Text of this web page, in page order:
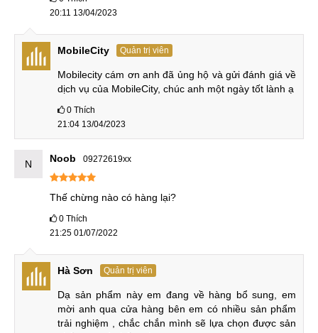
bản Red Magic 6S Pro rồi.
Sạc nhanh
Trong quá trình chơi các trò chơi đồ họa đẹp mắt trên
smartphone chuyên game, pin sẽ bị hao tốn khá nhanh. Vì
vậy, điện thoại cần có khả năng sạc nhanh để nạp lại năng
lượng cho máy, đảm bảo các game thủ sẽ chiến game gần
như liên tục cùng đồng đội. Nubia đã nâng cấp khả năng
chỉ trong 17 phút. Con số này vượt trội hơn nhiều so với
nhiều mẫu điện thoại cao cấp có giá bán hơn 30 triệu đồng
hiện nay.
Đánh giá chi tiết Nubia Red Magic 6S Pro
Trên đây đều là những nâng cấp vô cùng đáng giá của
chiếc Nubia Red Magic 6S Pro so với thế hệ trước đó
20:11 13/04/2023
MobileCity Quản trị viên
Mobilecity cám ơn anh đã ủng hộ và gửi đánh giá về
dịch vụ của MobileCity, chúc anh một ngày tốt lành ạ
0 Thích
21:04 13/04/2023
N Noob 09272619xx
Thế chừng nào có hàng lại?
0 Thích
21:25 01/07/2022
Hà Sơn Quản trị viên
Dạ sản phẩm này em đang về hàng bổ sung, em
mời anh qua cửa hàng bên em có nhiều sản phẩm
trải nghiệm , chắc chắn mình sẽ lựa chọn được sản